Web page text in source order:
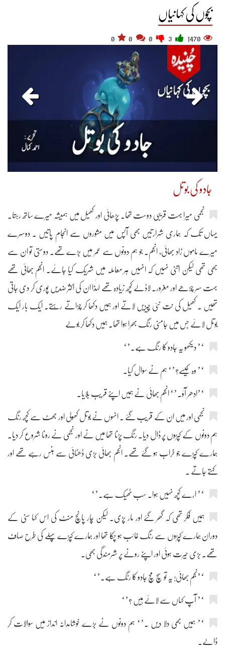
بچوں کی کہانیاں
1470
0
جادو کی بوتل
نجمی میرا بہت قریبی دوست تھا۔ پڑھائی اور کھیل میں ہمیشہ میرے ساتھ رہتا۔
یہاں تک کہ ہماری شرارتیں بھی آپس میں مشوروں سے انجام پاتیں ۔ دوسرے
میرے ماموں زاد بھائی، انجم۔ جو ہم دونوں سے عمر میں بڑے تھے۔ دوستی تو ان سے
بھی تھی لیکن اتنی نہیں کہ انہیں ہر معاملہ میں شریک کیا جائے۔ انجم بھائی تھے
بہت سر چڑھے اور مغرور۔ لاڈلے کچھ زیادہ تھے لہٰذا ان کی اکثر ضدیں پوری کر دی جاتی
تھیں ۔ کھیل کی نت نئی چیزیں لاتے اور ہمیں دکھا کر چڑاتے رہتے۔ ایک بار ایک
بوتل لائے جس میں جامنی رنگ بھرا ہوا تھا۔ ہمیں دکھا کر بولے
‘’ دیکھو یہ جادو کا رنگ ہے۔’‘
‘’ وہ کیسے؟’‘ ہم نے سوال کیا۔
‘’ادھر آؤ۔’‘ انجم بھائی نے ہمیں اپنے قریب بلایا۔
نجمی اور میں ان کے قریب گئے ۔ انہوں نے بوتل کھولی اور جھٹ سے کچھ رنگ
ہم دونوں کے کپڑوں پر ڈال دیا۔ رنگ پڑنا تھا میں نے اور نجمی نے رونا شروع کر دیا۔
ہمارے کپڑے جو خراب ہو گئے تھے۔ انجم بھائی بڑی ڈھٹائی سے ہنس رہے تھے اور
کہتے جاتے ۔
‘’ ارے کچھ نہیں ہوا۔ سب ٹھیک ہے۔’‘
ہمیں فکر تھی کہ گھر گئے اور مار پڑی۔ لیکن چار پانچ منٹ کی اس کہا سنی کے
دوران ہمارے کپڑوں سے رنگ غائب ہو چکا تھا اور ہمارے کپڑے پہلے کی طرح صاف
تھے۔ بڑی حیرت ہوئی اور اپنے رونے پر شرمندگی بھی۔
‘’نجم بھائی! یہ تو سچ مچ جادو کا رنگ ہے۔’‘
‘’ آپ کہاں سے لائے ہیں ؟’‘
‘’ ہمیں بھی دلا دیں ۔’‘ ہم دونوں نے بڑے خوشامدانہ انداز میں سوالات کر
ڈالے۔